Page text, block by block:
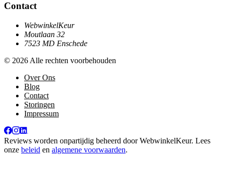
Contact
WebwinkelKeur
Moutlaan 32
7523 MD Enschede
© 2026 Alle rechten voorbehouden
Over Ons
Blog
Contact
Storingen
Impressum
Reviews worden onpartijdig beheerd doorWebwinkelKeur. Lees
onze beleid en algemene voorwaarden.